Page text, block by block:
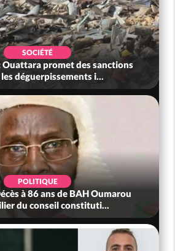
promet des sanctions
i...
ans de BAH Oumarou
constituti...